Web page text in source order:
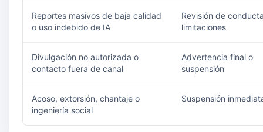
Reportes masivos de baja calidad
o uso indebido de IA
Revisión de
limitaciones
Divulgación no autorizada o
contacto fuera de canal
Advertencia final o
suspensión
Acoso, extorsión, chantaje o
ingeniería social
Suspensión